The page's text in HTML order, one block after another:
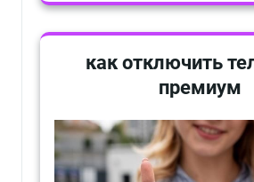
как отключить
премиум